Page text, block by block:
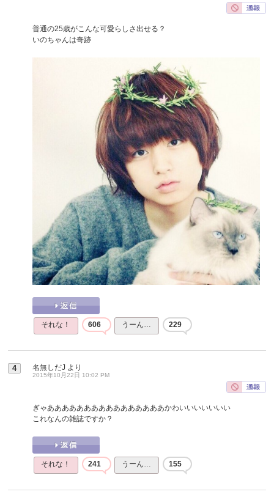
普通の25歳がこんな可愛らしさ出せる？
いのちゃんは奇跡
それな！ 606 うーん… 229
4 名無しだJ より
2015年10月22日 10:02 PM
ぎゃああああああああああああああああかわいいいいいいい
これなんの雑誌ですか？
それな！ 241 うーん… 155